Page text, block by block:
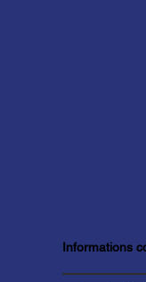
Informations